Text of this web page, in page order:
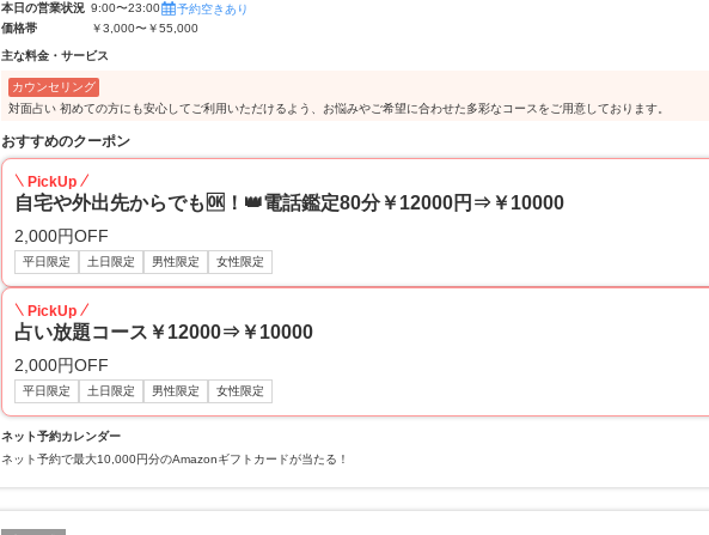
本日の営業状況 9:00〜23:00
予約空きあり
価格帯
￥3,000〜￥55,000
主な料金・サービス
カウンセリング
対面占い 初めての方にも安心してご利用いただけるよう、お悩みやご希望に合わせた多彩なコースをご用意しております。
おすすめのクーポン
PickUp
自宅や外出先からでも🆗！👑電話鑑定80分￥12000円⇒￥10000
2,000円OFF
平日限定 土日限定 男性限定 女性限定
PickUp
占い放題コース￥12000⇒￥10000
2,000円OFF
平日限定 土日限定 男性限定 女性限定
ネット予約カレンダー
ネット予約で最大10,000円分のAmazonギフトカードが当たる！